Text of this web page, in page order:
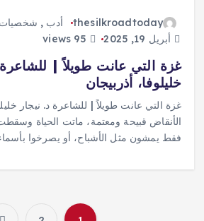
thesilkroadtoday أدب , شخصيات
أبريل 19, 2025
غزة التي عانت طويلاً | للشاعرة
خليلوفا، أذربيجان
غزة التي عانت طويلاً | للشاعرة د. نيجار
الأنقاض قبيحة ومعتمة، ماتت الحياة
فقط يمشون مثل الأشباح، أو يصرخوا